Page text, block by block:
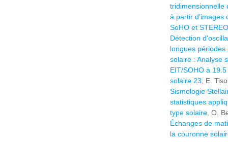
tridimensionnelle
à partir d'images
SoHO et STEREO
Détection
longues
solaire : Analyse
EIT/SOHO à
solaire 23 , E.
Sismologie
statistiques
type solaire , O.
Échanges de
la couronne